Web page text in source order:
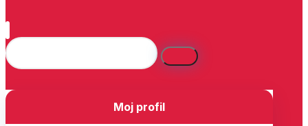
Moj profil